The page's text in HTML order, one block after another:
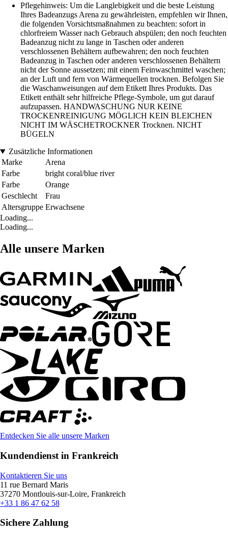
Pflegehinweis: Um die Langlebigkeit und die beste Leistung
Ihres Badeanzugs Arena zu gewährleisten, empfehlen wir Ihnen,
die folgenden Vorsichtsmaßnahmen zu beachten: sofort in
chlorfreiem Wasser nach Gebrauch abspülen; den noch feuchten
Badeanzug nicht zu lange in Taschen oder anderen
verschlossenen Behältern aufbewahren; den noch feuchten
Badeanzug in Taschen oder anderen verschlossenen Behältern
nicht der Sonne aussetzen; mit einem Feinwaschmittel waschen;
an der Luft und fern von Wärmequellen trocknen. Befolgen Sie
die Waschanweisungen auf dem Etikett Ihres Produkts. Das
Etikett enthält sehr hilfreiche Pflege-Symbole, um gut darauf
aufzupassen. HANDWASCHUNG NUR KEINE
TROCKENREINIGUNG MÖGLICH KEIN BLEICHEN
NICHT IM WÄSCHETROCKNER Trocknen. NICHT
BÜGELN
Zusätzliche Informationen
Marke
Arena
Farbe
bright coral/blue river
Farbe
Orange
Geschlecht
Frau
Altersgruppe Erwachsene
Loading...
Loading...
Alle unsere Marken
Entdecken Sie alle unsere Marken
Kundendienst in Frankreich
Kontaktieren Sie uns
11 rue Bernard Maris
37270 Montlouis-sur-Loire, Frankreich
+33 1 86 47 62 58
Sichere Zahlung